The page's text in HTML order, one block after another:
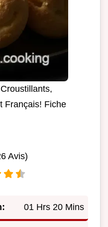
Français! Fiche
Avis)
01 Hrs 20 Mins